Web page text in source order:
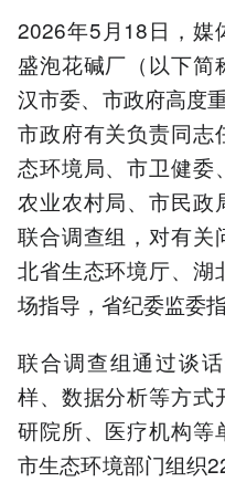
2026年5月18日，媒
盛泡花碱厂（以下简
汉市委、市政府高度
市政府有关负责同志
态环境局、市卫健委
农业农村局、市民政
联合调查组，对有关
北省生态环境厅、湖
场指导，省纪委监委
联合调查组通过谈
样、数据分析等方式
研院所、医疗机构等
市生态环境部门组织